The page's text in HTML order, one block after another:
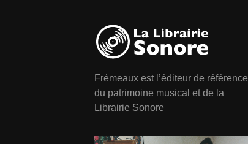
Frémeaux est l’éditeur de référence
du patrimoine musical et de la
Librairie Sonore